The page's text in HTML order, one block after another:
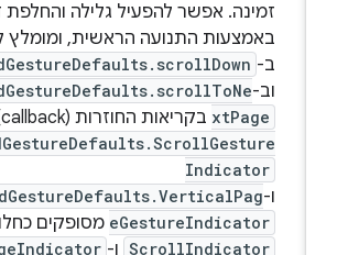
זמינה. אפשר להפעיל גלילה והחלפת
באמצעות התנועה הראשית, ומומלץ
xtPageבקריאות החוזרות (callback). הערכים
Indicator
eGestureIndicatorמסופקים
ScrollIndicator ו- PageIndicator